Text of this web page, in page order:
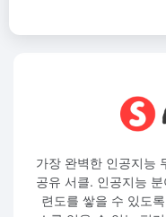
가장 완벽한 인공지능
공유 서클. 인공지능
련도를 쌓을 수 있도